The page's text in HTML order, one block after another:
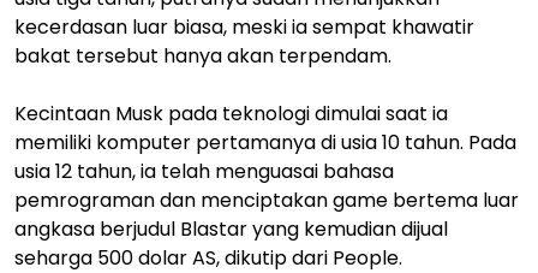
kecerdasan luar biasa, meski ia sempat khawatir
bakat tersebut hanya akan terpendam.
Kecintaan Musk pada teknologi dimulai saat ia
memiliki komputer pertamanya di usia 10 tahun. Pada
usia 12 tahun, ia telah menguasai bahasa
pemrograman dan menciptakan game bertema luar
angkasa berjudul Blastar yang kemudian dijual
seharga 500 dolar AS, dikutip dari People.